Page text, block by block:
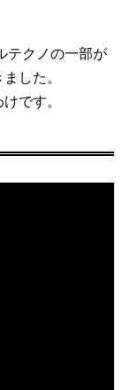
テクノの一部が
した。
です。